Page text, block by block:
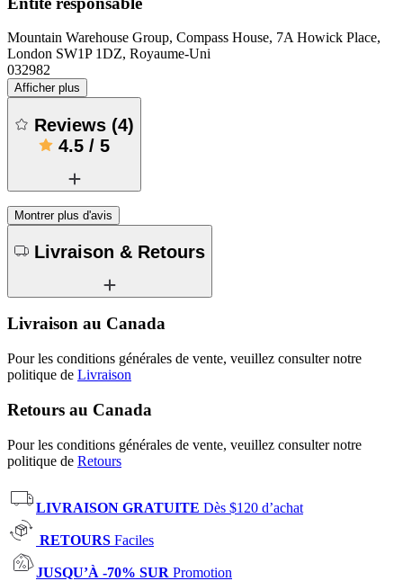
Mountain Warehouse Group, Compass House, 7A Howick Place,
London SW1P 1DZ, Royaume-Uni
032982
Afficher plus
Reviews (4)
4.5 / 5
Montrer plus d'avis
Livraison & Retours
Livraison au Canada
Pour les conditions générales de vente, veuillez consulter notre
politique de Livraison
Retours au Canada
Pour les conditions générales de vente, veuillez consulter notre
politique de Retours
LIVRAISON GRATUITE Dès $120 d’achat
RETOURS Faciles
JUSQU’À -70% SUR Promotion